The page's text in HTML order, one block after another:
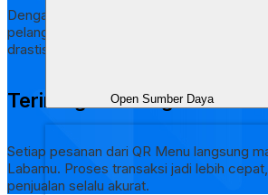
Open Sumber Daya
Dengan sistem digital, pesanan tercatat
pelanggan. Risiko salah input pesanan
drastis.
Terintegrasi dengan
Setiap pesanan dari QR Menu langsung
Labamu. Proses transaksi jadi lebih
penjualan selalu akurat.